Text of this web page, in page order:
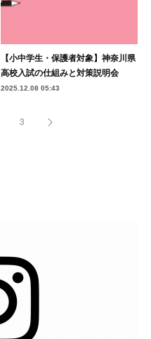
【小中学生・保護者対象】神奈川県
高校入試の仕組みと対策説明会
2025.12.08 05:43
3